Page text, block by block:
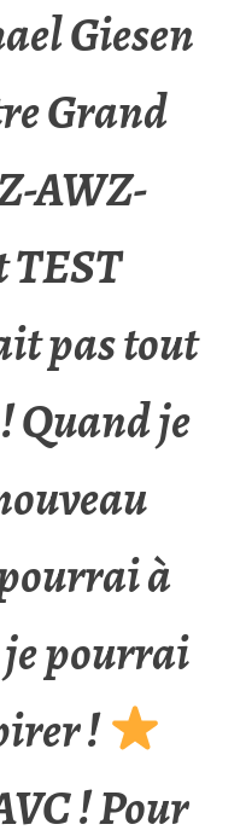
Giesen
Grand
AWZ-
pas tout
Quand je
à
pourrai
!
! Pour